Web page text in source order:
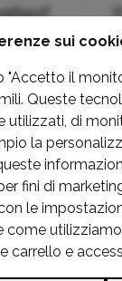
sui
"Accetto il
Queste
utilizzati, di
la
fini di
le
come
carrello e